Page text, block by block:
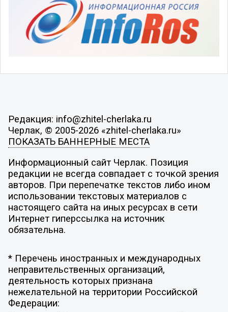
Редакция: info@zhitel-cherlaka.ru
Черлак, © 2005-2026 «zhitel-cherlaka.ru»
ПОКАЗАТЬ БАННЕРНЫЕ МЕСТА
Информационный сайт Черлак. Позиция
редакции не всегда совпадает с точкой зрения
авторов. При перепечатке текстов либо ином
использовании текстовых материалов с
настоящего сайта на иных ресурсах в сети
Интернет гиперссылка на источник
обязательна.
* Перечень иностранных и международных
неправительственных организаций,
деятельность которых признана
нежелательной на территории Российской
Федерации: